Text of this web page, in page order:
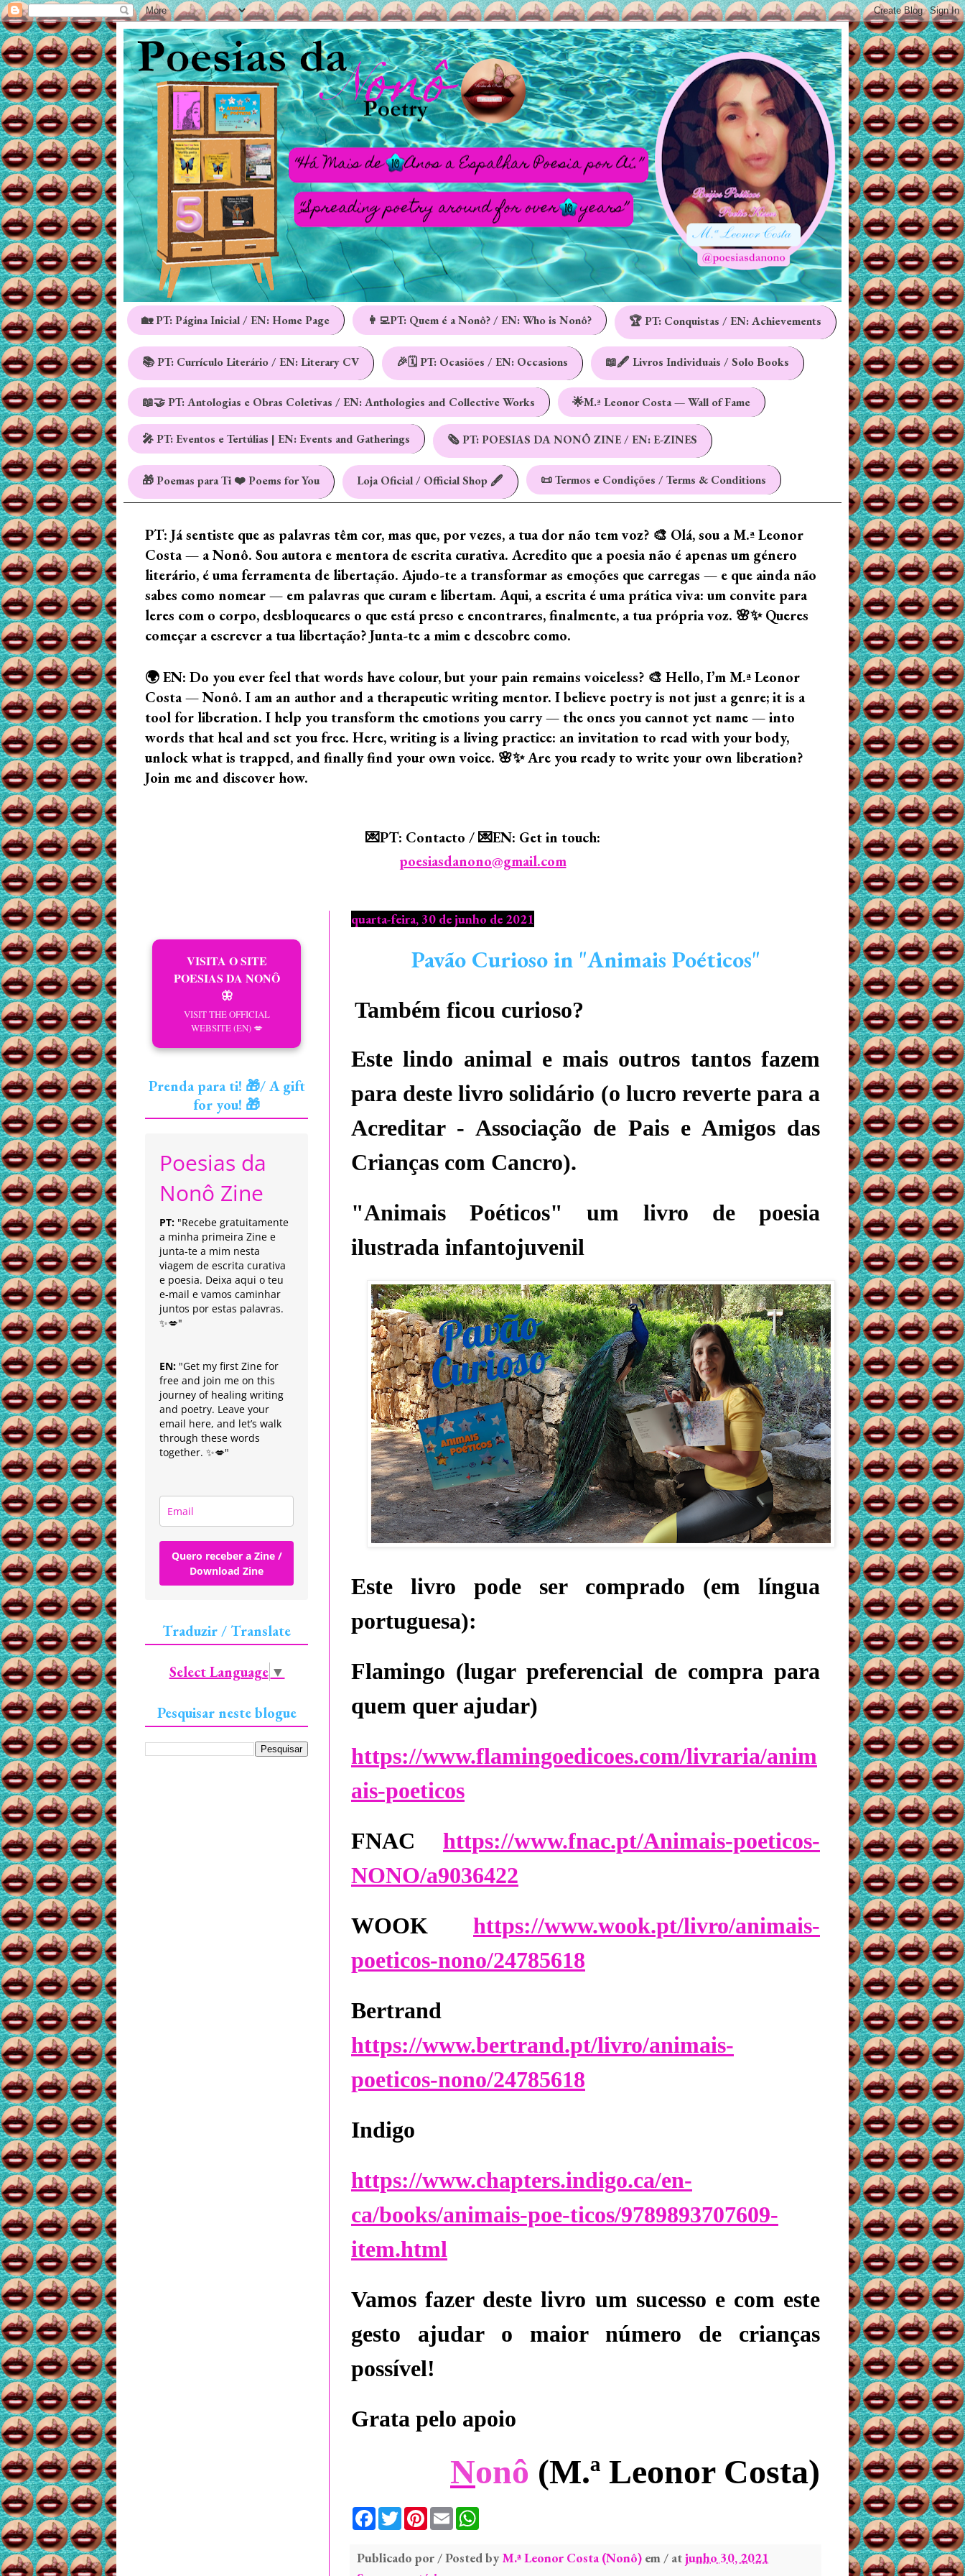
🏡 PT: Página Inicial / EN: Home Page 👩‍💻PT: Quem é a Nonô? / EN: Who is Nonô? 🏆 PT: Conquistas / EN: Achievements
📚 PT: Currículo Literário / EN: Literary CV 🎉🗓️ PT: Ocasiões / EN: Occasions 📖🖋️ Livros Individuais / Solo Books
📖🤝 PT: Antologias e Obras Coletivas / EN: Anthologies and Collective Works 🌟M.ª Leonor Costa — Wall of Fame
🎤 PT: Eventos e Tertúlias | EN: Events and Gatherings 🗞️ PT: POESIAS DA NONÔ ZINE / EN: E-ZINES
🎁 Poemas para Ti ❤️ Poems for You Loja Oficial / Official Shop 🖋️ 📜 Termos e Condições / Terms & Conditions
PT: Já sentiste que as palavras têm cor, mas que, por vezes, a tua dor não tem voz? 🎨 Olá, sou a M.ª Leonor
Costa — a Nonô. Sou autora e mentora de escrita curativa. Acredito que a poesia não é apenas um género
literário, é uma ferramenta de libertação. Ajudo-te a transformar as emoções que carregas — e que ainda não
sabes como nomear — em palavras que curam e libertam. Aqui, a escrita é uma prática viva: um convite para
leres com o corpo, desbloqueares o que está preso e encontrares, finalmente, a tua própria voz. 🌸✨ Queres
começar a escrever a tua libertação? Junta-te a mim e descobre como.
🌍 EN: Do you ever feel that words have colour, but your pain remains voiceless? 🎨 Hello, I’m M.ª Leonor
Costa — Nonô. I am an author and a therapeutic writing mentor. I believe poetry is not just a genre; it is a
tool for liberation. I help you transform the emotions you carry — the ones you cannot yet name — into
words that heal and set you free. Here, writing is a living practice: an invitation to read with your body,
unlock what is trapped, and finally find your own voice. 🌸✨ Are you ready to write your own liberation?
Join me and discover how.
💌PT: Contacto / 💌EN: Get in touch:
poesiasdanono@gmail.com
quarta-feira, 30 de junho de 2021
Pavão Curioso in "Animais Poéticos"
Também ficou curioso?
Este lindo animal e mais outros tantos fazem
para deste livro solidário (o lucro reverte para a
Acreditar - Associação de Pais e Amigos das
Crianças com Cancro).
"Animais Poéticos" um livro de poesia
ilustrada infantojuvenil
Este livro pode ser comprado (em língua
portuguesa):
Flamingo (lugar preferencial de compra para
quem quer ajudar)
https://www.flamingoedicoes.com/livraria/anim
ais-poeticos
FNAC https://www.fnac.pt/Animais-poeticos-
NONO/a9036422
WOOK https://www.wook.pt/livro/animais-
poeticos-nono/24785618
Bertrand
https://www.bertrand.pt/livro/animais-
poeticos-nono/24785618
Indigo
https://www.chapters.indigo.ca/en-
ca/books/animais-poe-ticos/9789893707609-
item.html
Vamos fazer deste livro um sucesso e com este
gesto ajudar o maior número de crianças
possível!
Grata pelo apoio
Nonô (M.ª Leonor Costa)
F
a
c
b
T
w
i
t
P
i
n
e
r
E
m
a
l s
Publicado por / Posted byM.ª Leonor Costa (Nonô) em / atjunho 30, 2021
VISITA O SITE
POESIAS DA NONÔ
🦋
VISIT THE OFFICIAL
WEBSITE (EN) 💋
Prenda para ti! 🎁/ A gift
for you! 🎁
Poesias da
Nonô Zine
PT: "Recebe gratuitamente
a minha primeira Zine e
junta-te a mim nesta
viagem de escrita curativa
e poesia. Deixa aqui o teu
e-mail e vamos caminhar
juntos por estas palavras.
✨💋"
EN: "Get my first Zine for
free and join me on this
journey of healing writing
and poetry. Leave your
email here, and let’s walk
through these words
together. ✨💋"
Quero receber a Zine /
Download Zine
Traduzir / Translate
Select Language ▼
Pesquisar neste blogue